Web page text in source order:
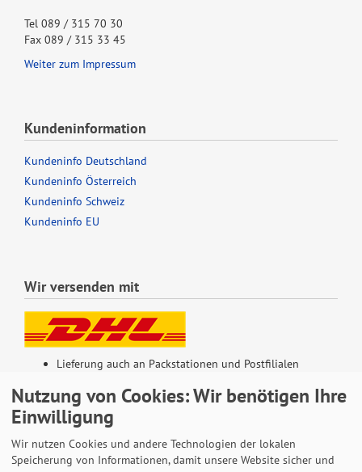
Tel 089 / 315 70 30
Fax 089 / 315 33 45
Weiter zum Impressum
Kundeninformation
Kundeninfo Deutschland
Kundeninfo Österreich
Kundeninfo Schweiz
Kundeninfo EU
Wir versenden mit
Lieferung auch an Packstationen und Postfilialen
Nutzung von Cookies: Wir benötigen Ihre
Einwilligung
Wir nutzen Cookies und andere Technologien der lokalen
Speicherung von Informationen, damit unsere Website sicher und